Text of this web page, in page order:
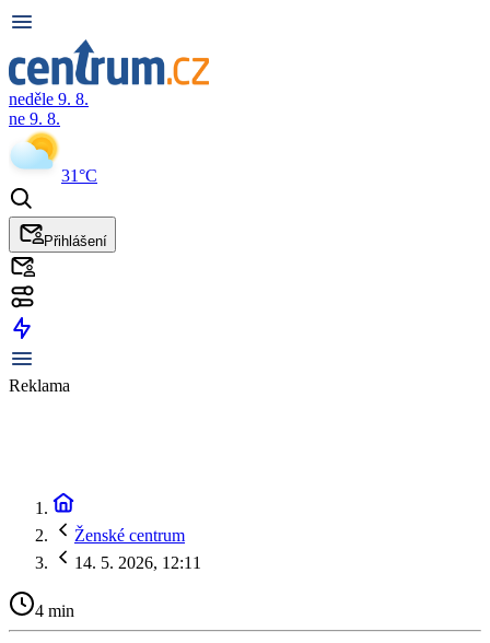
neděle 9. 8.
ne 9. 8.
31°C
Přihlášení
Reklama
Ženské centrum
14. 5. 2026, 12:11
4 min